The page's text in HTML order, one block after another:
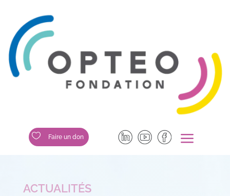
 Faire un don a